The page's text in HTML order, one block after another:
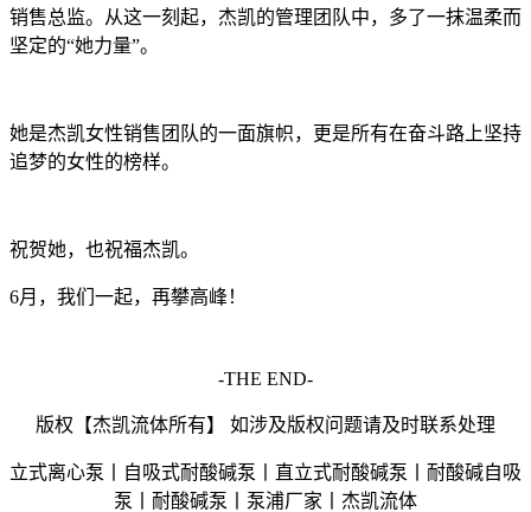
销售总监。从这一刻起，杰凯的管理团队中，多了一抹温柔而
坚定的“她力量”。
她是杰凯女性销售团队的一面旗帜，更是所有在奋斗路上坚持
追梦的女性的榜样。
祝贺她，也祝福杰凯。
6月，我们一起，再攀高峰！
-THE END-
版权【杰凯流体所有】 如涉及版权问题请及时联系处理
立式离心泵丨自吸式耐酸碱泵丨直立式耐酸碱泵丨耐酸碱自吸
泵丨耐酸碱泵丨泵浦厂家丨杰凯流体